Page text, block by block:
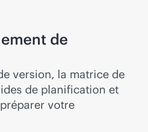
de
version, la matrice de
de planification et
votre